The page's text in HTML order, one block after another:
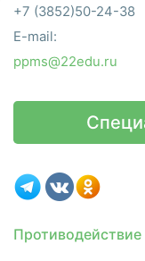
+7 (3852)50-24-38
E-mail:
ppms@22edu.ru